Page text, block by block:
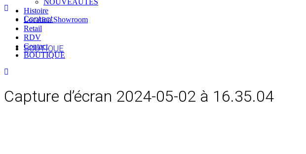
Contact
BOUTIQUE
NOUVEAUTES
Histoire
Location Showroom
Retail
RDV
Contact
BOUTIQUE
Capture d’écran 2024-05-02 à 16.35.04